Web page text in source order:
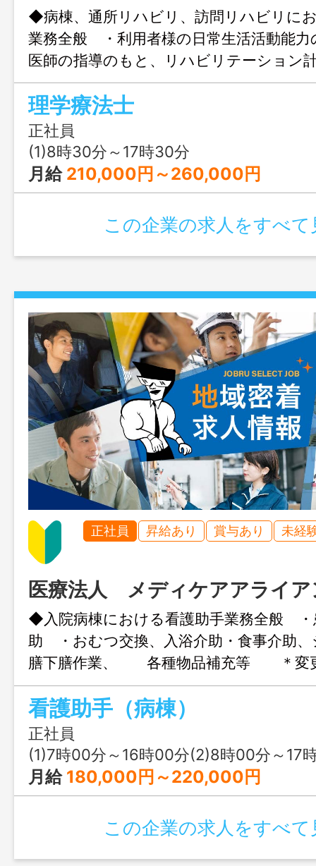
◆病棟、通所リハビリ、訪問リハビリに
業務全般 ・利用者様の日常生活活動能
医師の指導のもと、リハビリテーション
施 ＊変更範囲：法人の定める業務
ブランクのある方でも経験は問いま
ハローワークの紹介状が必要です
理学療法士
正社員
(1)8時30分～17時30分
月給 210,000円～260,000円
この企業の求人をすべて
正社員 昇給あり 賞与あり 未経
医療法人 メディケアアライア
◆入院病棟における看護助手業務全般 ・
助 ・おむつ交換、入浴介助・食事介助、
膳下膳作業、 各種物品補充等 ＊変
定める業務 ※応募にはハローワーク
です
看護助手（病棟）
正社員
(1)7時00分～16時00分(2)8時00分～17時00分
月給 180,000円～220,000円
この企業の求人をすべて